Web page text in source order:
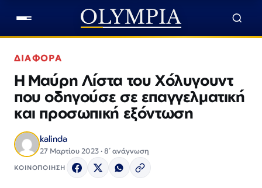
ΔΙΑΦΟΡΑ
Η Μαύρη Λίστα του Χόλυγουντ
που οδηγούσε σε επαγγελματική
και προσωπική εξόντωση
kalinda
27 Μαρτίου 2023 · 8΄ ανάγνωση
ΚΟΙΝΟΠΟΙΗΣΗ